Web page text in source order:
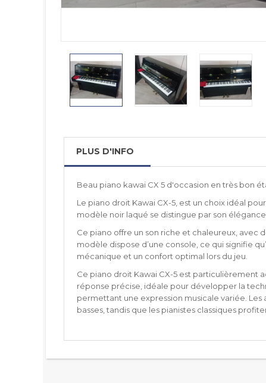
PLUS D'INFO
Beau piano kawai CX 5 d'occasion en très bon
Le piano droit Kawai CX-5, est un choix idéal
modèle noir laqué se distingue par son
Ce piano offre un son riche et chaleureux, avec
modèle dispose d’une console, ce qui signifie
mécanique et un confort optimal lors du jeu.
Ce piano droit Kawai CX-5 est particulièrement
réponse précise, idéale pour développer la
permettant une expression musicale variée.
basses, tandis que les pianistes classiques